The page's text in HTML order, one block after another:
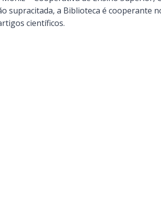
supracitada, a Biblioteca é cooperante
científicos.